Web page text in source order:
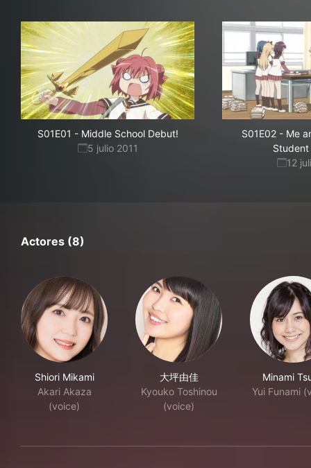
S01E01 - Middle School Debut!
5 julio 2011
S01E02- Me
Student
12
Actores (8)
Shiori Mikami
Akari Akaza
(voice)
大坪由佳
Kyouko Toshinou
(voice)
Minami
Yui Funami